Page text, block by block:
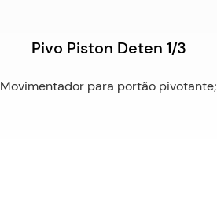
Pivo Piston Deten 1/3
Movimentador para portão pivotante;